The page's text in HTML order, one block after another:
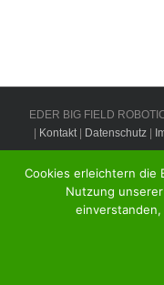
EDER BIG FIELD
Kontakt| Datenschutz
Cookies erleichtern die
Nutzung